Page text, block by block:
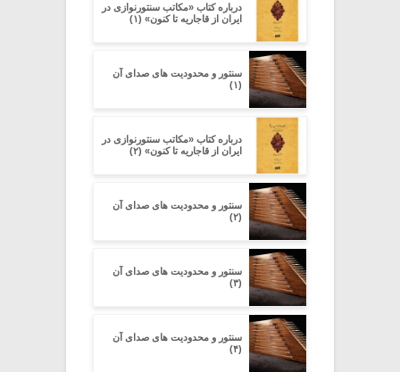
درباره کتاب «مکاتب سنتورنوازی در
ایران از قاجاریه تا کنون» (۱)
سنتور و محدودیت‌ های صدای آن
(۱)
درباره کتاب «مکاتب سنتورنوازی در
ایران از قاجاریه تا کنون» (۲)
سنتور و محدودیت‌ های صدای آن
(۲)
سنتور و محدودیت‌ های صدای آن
(۳)
سنتور و محدودیت‌ های صدای آن
(۴)